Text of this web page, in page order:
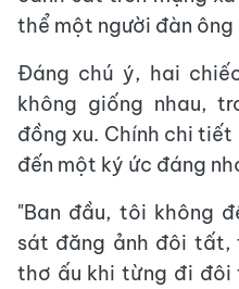
thể một người đàn
Đáng chú ý, hai
không giống nhau,
đồng xu. Chính chi
đến một ký ức đáng
"Ban đầu, tôi không
sát đăng ảnh đôi
thơ ấu khi từng đi đôi